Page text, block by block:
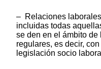
– Relaciones
incluidas todas
se den en el ámbito
regulares, es decir,
legislación socio